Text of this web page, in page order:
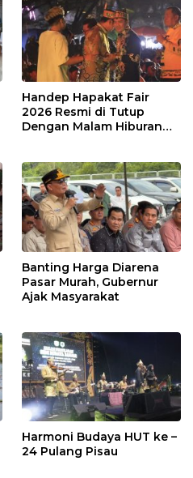
Handep Hapakat Fair
2026 Resmi di Tutup
Dengan Malam Hiburan
Banting Harga Diarena
Pasar Murah, Gubernur
Ajak Masyarakat
Harmoni Budaya HUT ke –
24 Pulang Pisau